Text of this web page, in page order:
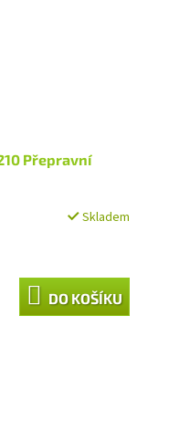
Přepravní
Skladem
DO KOŠÍKU